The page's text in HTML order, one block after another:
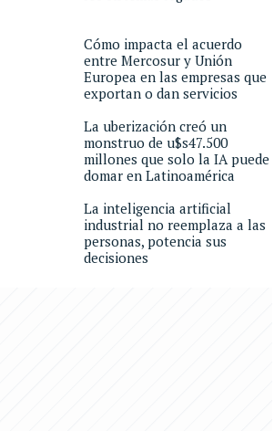
Cómo impacta el acuerdo
entre Mercosur y Unión
Europea en las empresas que
exportan o dan servicios
La uberización creó un
monstruo de u$s47.500
millones que solo la IA puede
domar en Latinoamérica
La inteligencia artificial
industrial no reemplaza a las
personas, potencia sus
decisiones